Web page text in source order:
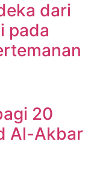
dari
pada
20
Al-Akbar